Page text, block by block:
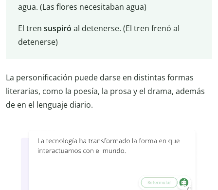
agua. (Las flores necesitaban agua)
El tren suspiró al detenerse. (El tren frenó al
detenerse)
La personificación puede darse en distintas formas
literarias, como la poesía, la prosa y el drama, además
de en el lenguaje diario.